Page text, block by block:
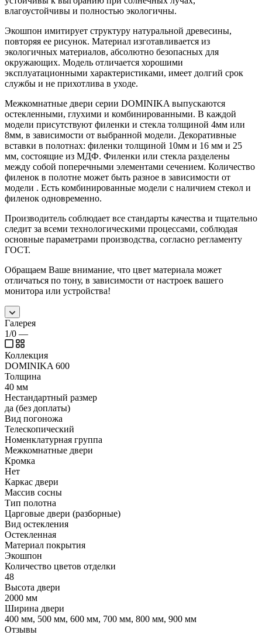
влагоустойчивы и полностью экологичны.
Экошпон имитирует структуру натуральной древесины,
повторяя ее рисунок. Материал изготавливается из
экологичных материалов, абсолютно безопасных для
окружающих. Модель отличается хорошими
эксплуатационными характеристиками, имеет долгий срок
службы и не прихотлива в уходе.
Межкомнатные двери серии DOMINIKA выпускаются
остекленными, глухими и комбинированными. В каждой
модели присутствуют филенки и стекла толщиной 4мм или
8мм, в зависимости от выбранной модели. Декоративные
вставки в полотнах: филенки толщиной 10мм и 16 мм и 25
мм, состоящие из МДФ. Филенки или стекла разделены
между собой поперечными элементами сечением. Количество
филенок в полотне может быть разное в зависимости от
модели . Есть комбинированные модели с наличием стекол и
филенок одновременно.
Производитель соблюдает все стандарты качества и тщательно
следит за всеми технологическими процессами, соблюдая
основные параметрами производства, согласно регламенту
ГОСТ.
Обращаем Ваше внимание, что цвет материала может
отличаться по тону, в зависимости от настроек вашего
монитора или устройства!
Галерея
1/0 —
Коллекция
DOMINIKA 600
Толщина
40 мм
Нестандартный размер
да (без доплаты)
Вид погоножа
Телескопический
Номенклатурная группа
Межкомнатные двери
Кромка
Нет
Каркас двери
Массив сосны
Тип полотна
Царговые двери (разборные)
Вид остекления
Остекленная
Материал покрытия
Экошпон
Количество цветов отделки
48
Высота двери
2000 мм
Ширина двери
400 мм, 500 мм, 600 мм, 700 мм, 800 мм, 900 мм
Отзывы